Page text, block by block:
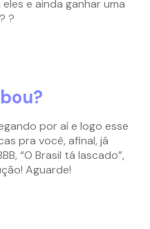
e ainda ganhar uma
?
por aí e logo esse
pra você, afinal, já
“O Brasil tá lascado”,
Aguarde!